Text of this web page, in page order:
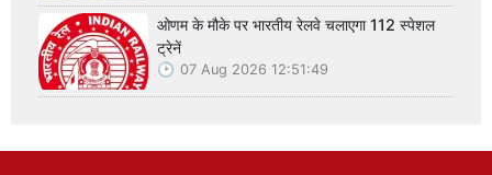
ओणम के मौके पर भारतीय रेलवे चलाएगा 112 स्पेशल
ट्रेनें
07 Aug 2026 12:51:49